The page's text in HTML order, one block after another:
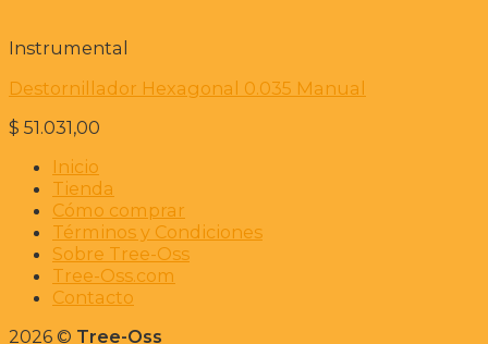
Instrumental
Destornillador Hexagonal 0.035 Manual
$ 51.031,00
Inicio
Tienda
Cómo comprar
Términos y Condiciones
Sobre Tree-Oss
Tree-Oss.com
Contacto
2026 © Tree-Oss